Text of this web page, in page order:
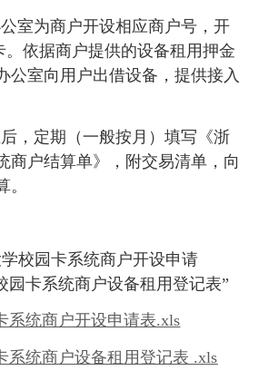
室为商户开设相应商户号，开
。依据商户提供的设备租用押金
公室向用户出借设备，提供接入
，定期（一般按月）填写《浙
商户结算单》，附交易清单，向
。
校园卡系统商户开设申请
园卡系统商户设备租用登记表”
系统商户开设申请表.xls
系统商户设备租用登记表 .xls